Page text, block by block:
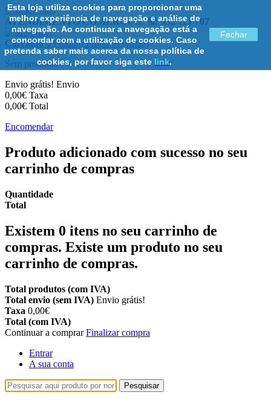
Esta loja utiliza cookies para proporcionar uma
melhor experiência de navegação e análise de
navegação. Ao continuar a navegação está a
concordar com a utilização de cookies. Caso
pretenda saber mais acerca da nossa política de
cookies, por favor siga este link.
Fechar
Contacte-nos
ATENDIMENTO COMERCIAL ☏ 932 121 707
Carrinho 0 Produto Produtos (vazio)
Sem produtos
Envio grátis! Envio
0,00€ Taxa
0,00€ Total
Encomendar
Produto adicionado com sucesso no seu
carrinho de compras
Quantidade
Total
Existem 0 itens no seu carrinho de
compras. Existe um produto no seu
carrinho de compras.
Total produtos (com IVA)
Total envio (sem IVA) Envio grátis!
Taxa 0,00€
Total (com IVA)
Continuar a comprarFinalizar compra
Entrar
A sua conta
Pesquisar